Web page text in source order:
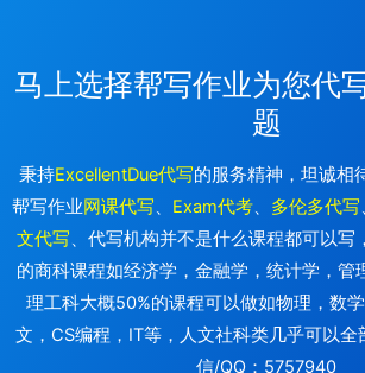
马上选择帮写作业为您代
题
秉持ExcellentDue代写的服务精神，坦诚相
帮写作业网课代写、 Exam代考、 多伦多代写
文代写、代写机构并不是什么课程都可以写
的商科课程如经济学，金融学，统计学，管
理工科大概50%的课程可以做如物理，数
文，CS编程，IT等，人文社科类几乎可以全
信/QQ：5757940